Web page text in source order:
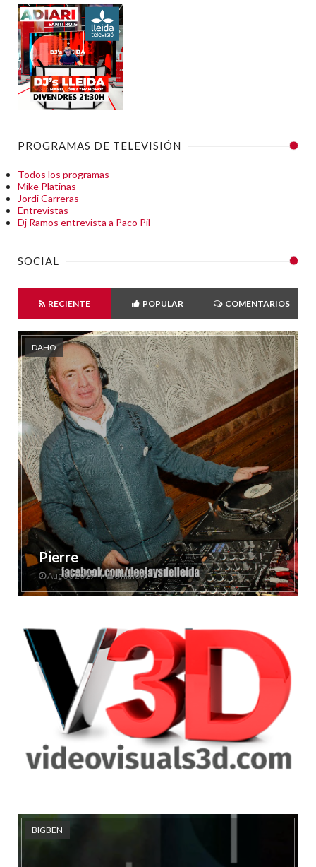
PROGRAMAS DE TELEVISIÓN
Todos los programas
Mike Platinas
Jordi Carreras
Entrevistas
Dj Ramos entrevista a Paco Pil
SOCIAL
RECIENTE POPULAR COMENTARIOS
DAHO
Pierre
Aug 30 2019 Unknown
BIGBEN